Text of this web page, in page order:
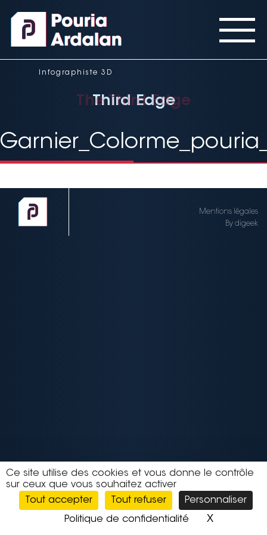
Ce site utilise des cookies et vous donne le contrôle
sur ceux que vous souhaitez activer
Tout accepter
Tout refuser
Personnaliser
Politique de confidentialité
XMasquer
Infographiste 3D
Third Edge
Third Edge
The Third Edge
Mentions légales
By digeek